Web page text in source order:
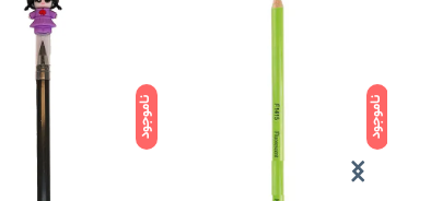
ناموجود ناموجود